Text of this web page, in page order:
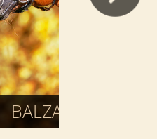
BALZACI